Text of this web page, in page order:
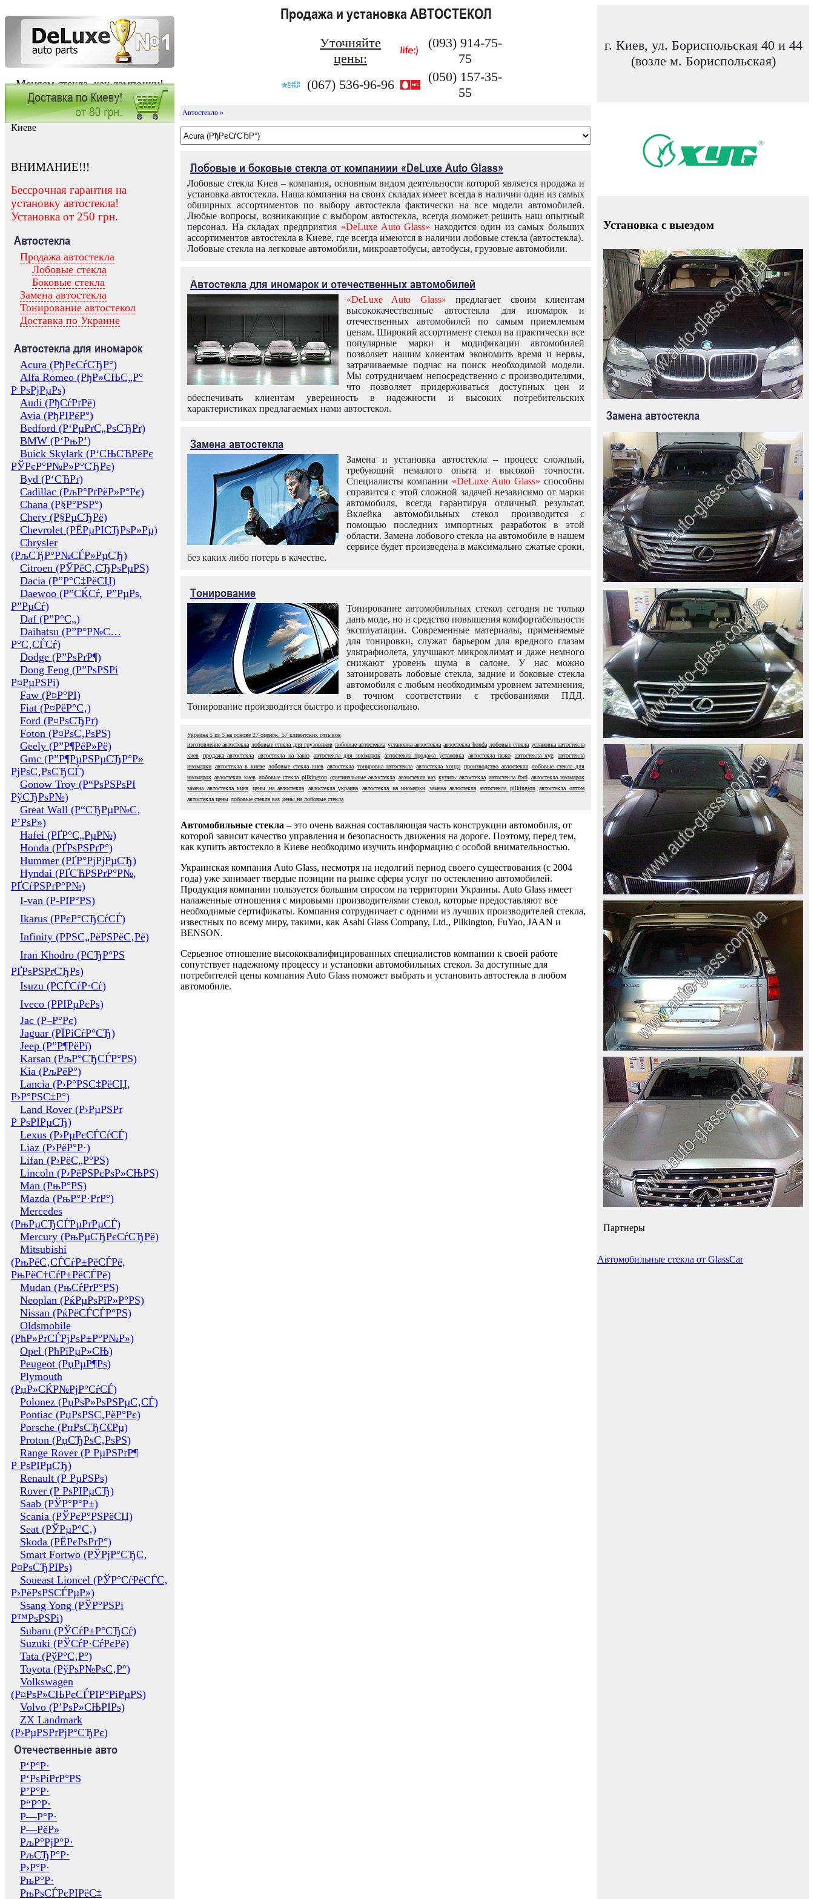
Меняем стекла, как лампочки!
Продажа и установка АВТОСТЕКОЛ
Уточняйте
цены:
(093) 914-75-
75
(067) 536-96-96
(050) 157-35-
55
г. Киев, ул. Бориспольская 40 и 44
(возле м. Бориспольская)
Заказать установку автостекла в
Киеве
ВНИМАНИЕ!!!
Бессрочная гарантия на
установку автостекла!
Установка от 250 грн.
Автостекла
Продажа автостекла
Лобовые стекла
Боковые стекла
Замена автостекла
Тонирование автостекол
Доставка по Украине
Автостекла для иномарок
Acura (РђРєСѓСЂР°)
Alfa Romeo (РђР»СЊС„Р°
Р РѕРјРµРѕ)
Audi (РђСѓРґРё)
Avia (РђРІРёР°)
Bedford (Р‘РµРґС„РѕСЂРґ)
BMW (Р‘РњР’)
Buick Skylark (Р‘СЊСЋРёРє
РЎРєР°Р№Р»Р°СЂРє)
Byd (Р‘СЋРґ)
Cadillac (РљР°РґРёР»Р°Рє)
Chana (Р§Р°РЅР°)
Chery (Р§РµСЂРё)
Chevrolet (РЁРµРІСЂРѕР»Рµ)
Chrysler
(РљСЂР°Р№СЃР»РµСЂ)
Citroen (РЎРёС‚СЂРѕРµРЅ)
Dacia (Р”Р°С‡РёСЏ)
Daewoo (Р”СЌСѓ, Р”РµРѕ,
Р”РµСѓ)
Daf (Р”Р°С„)
Daihatsu (Р”Р°Р№С…
Р°С‚СЃСѓ)
Dodge (Р”РѕРґР¶)
Dong Feng (Р”РѕРЅРі
Р¤РµРЅРі)
Faw (Р¤Р°РІ)
Fiat (Р¤РёР°С‚)
Ford (Р¤РѕСЂРґ)
Foton (Р¤РѕС‚РѕРЅ)
Geely (Р”Р¶РёР»Рё)
Gmc (Р”Р¶РµРЅРµСЂР°Р»
РјРѕС‚РѕСЂСЃ)
Gonow Troy (Р“РѕРЅРѕРІ
РўСЂРѕР№)
Great Wall (Р“СЂРµР№С‚
Р’РѕР»)
Hafei (РҐР°С„РµР№)
Honda (РҐРѕРЅРґР°)
Hummer (РҐР°РјРјРµСЂ)
Hyndai (РҐСЋРЅРґР°Р№,
РҐСѓРЅРґР°Р№)
I-van (Р-РІР°РЅ)
Ikarus (РРєР°СЂСѓСЃ)
Infinity (РРЅС„РёРЅРёС‚Рё)
Iran Khodro (РСЂР°РЅ
РҐРѕРЅРґСЂРѕ)
Isuzu (РСЃСѓР·Сѓ)
Iveco (РРІРµРєРѕ)
Jac (Р–Р°Рє)
Jaguar (РЇРіСѓР°СЂ)
Jeep (Р”Р¶РёРї)
Karsan (РљР°СЂСЃР°РЅ)
Kia (РљРёР°)
Lancia (Р›Р°РЅС‡РёСЏ,
Р›Р°РЅС‡Р°)
Land Rover (Р›РµРЅРґ
Р РѕРІРµСЂ)
Lexus (Р›РµРєСЃСѓСЃ)
Liaz (Р›РёР°Р·)
Lifan (Р›РёС„Р°РЅ)
Lincoln (Р›РёРЅРєРѕР»СЊРЅ)
Man (РњР°РЅ)
Mazda (РњР°Р·РґР°)
Mercedes
(РњРµСЂСЃРµРґРµСЃ)
Mercury (РњРµСЂРєСѓСЂРё)
Mitsubishi
(РњРёС‚СЃСѓР±РёСЃРё,
РњРёС†СѓР±РёСЃРё)
Mudan (РњСѓРґР°РЅ)
Neoplan (РќРµРѕРїР»Р°РЅ)
Nissan (РќРёСЃСЃР°РЅ)
Oldsmobile
(РћР»РґСЃРјРѕР±Р°Р№Р»)
Opel (РћРїРµР»СЊ)
Peugeot (РџРµР¶Рѕ)
Plymouth
(РџР»СЌР№РјР°СѓСЃ)
Polonez (РџРѕР»РѕРЅРµС‚СЃ)
Pontiac (РџРѕРЅС‚РёР°Рє)
Porsche (РџРѕСЂС€Рµ)
Proton (РџСЂРѕС‚РѕРЅ)
Range Rover (Р РµРЅРґР¶
Р РѕРІРµСЂ)
Renault (Р РµРЅРѕ)
Rover (Р РѕРІРµСЂ)
Saab (РЎР°Р°Р±)
Scania (РЎРєР°РЅРёСЏ)
Seat (РЎРµР°С‚)
Skoda (РЁРєРѕРґР°)
Smart Fortwo (РЎРјР°СЂС‚
Р¤РѕСЂРІРѕ)
Soueast Lioncel (РЎР°СѓРёСЃС‚
Р›РёРѕРЅСЃРµР»)
Ssang Yong (РЎР°РЅРі
Р™РѕРЅРі)
Subaru (РЎСѓР±Р°СЂСѓ)
Suzuki (РЎСѓР·СѓРєРё)
Tata (РўР°С‚Р°)
Toyota (РўРѕР№РѕС‚Р°)
Volkswagen
(Р¤РѕР»СЊРєСЃРІР°РіРµРЅ)
Volvo (Р’РѕР»СЊРІРѕ)
ZX Landmark
(Р›РµРЅРґРјР°СЂРє)
Отечественные авто
Р‘Р°Р·
Р‘РѕРіРґР°РЅ
Р’Р°Р·
Р“Р°Р·
Р—Р°Р·
Р—РёР»
РљР°РјР°Р·
РљСЂР°Р·
Р›Р°Р·
РњР°Р·
РњРѕСЃРєРІРёС‡
Автостекло »
Лобовые и боковые стекла от компаниии «DeLuxe Auto Glass»
Лобовые стекла Киев – компания, основным видом деятельности которой является продажа и
установка автостекла. Наша компания на своих складах имеет всегда в наличии один из самых
обширных ассортиментов по выбору автостекла фактически на все модели автомобилей.
Любые вопросы, возникающие с выбором автостекла, всегда поможет решить наш опытный
персонал. На складах предприятия «DeLuxe Auto Glass» находится один из самых больших
ассортиментов автостекла в Киеве, где всегда имеются в наличии лобовые стекла (автостекла).
Лобовые стекла на легковые автомобили, микроавтобусы, автобусы, грузовые автомобили.
Автостекла для иномарок и отечественных автомобилей
«DeLuxe Auto Glass» предлагает своим клиентам
высококачественные автостекла для иномарок и
отечественных автомобилей по самым приемлемым
ценам. Широкий ассортимент стекол на практически все
популярные марки и модификации автомобилей
позволяет нашим клиентам экономить время и нервы,
затрачиваемые подчас на поиск необходимой модели.
Мы сотрудничаем непосредственно с производителями,
что позволяет придерживаться доступных цен и
обеспечивать клиентам уверенность в надежности и высоких потребительских
характеристиках предлагаемых нами автостекол.
Замена автостекла
Замена и установка автостекла – процесс сложный,
требующий немалого опыта и высокой точности.
Специалисты компании «DeLuxe Auto Glass» способны
справится с этой сложной задачей независимо от марки
автомобиля, всегда гарантируя отличный результат.
Вклейка автомобильных стекол производится с
помощью последних импортных разработок в этой
области. Замена лобового стекла на автомобиле в нашем
сервисе будет произведена в максимально сжатые сроки,
без каких либо потерь в качестве.
Тонирование
Тонирование автомобильных стекол сегодня не только
дань моде, но и средство повышения комфортабельности
эксплуатации. Современные материалы, применяемые
для тонировки, служат барьером для вредного глазам
ультрафиолета, улучшают микроклимат и даже немного
снижают уровень шума в салоне. У нас можно
затонировать лобовые стекла, задние и боковые стекла
автомобиля с любым необходимым уровнем затемнения,
в точном соответствии с требованиями ПДД.
Тонирование производится быстро и профессионально.
Украина 5 из 5 на основе 27 оценок. 57 клиентских отзывов
изготовление автостекла лобовые стекла для грузовиков лобовые автостекла установка автостекла автостекла honda лобовые стекла установка автостекла
киев
продажа автостекла автостекла на заказ автостекла для иномарок автостекла продажа установка автостекла пежо автостекла xyg
автостекла
иномарки автостекла в киеве лобовые стекла киев автостекла тонировка автостекла автостекла хонда производство автостекла
лобовые стекла для
иномарок автостекла киев лобовые стекла pilkington оригинальные автостекла автостекла ваз купить автостекла автостекла ford автостекла иномарок
замена автостекла киев
цены на автостекла автостекла украина автостекла на иномарки замена автостекла автостекла pilkington
автостекла оптом
автостекла цены лобовые стекла ваз цены на лобовые стекла
Автомобильные стекла – это очень важная составляющая часть конструкции автомобиля, от
которой зависит качество управления и безопасность движения на дороге. Поэтому, перед тем,
как купить автостекло в Киеве необходимо изучить информацию с особой внимательностью.
Украинская компания Auto Glass, несмотря на недолгий период своего существования (с 2004
года) уже занимает твердые позиции на рынке сферы услуг по остеклению автомобилей.
Продукция компании пользуется большим спросом на территории Украины. Auto Glass имеет
налаженные отношения с мировыми производителями стекол, которые предоставляют все
необходимые сертификаты. Компания сотрудничает с одними из лучших производителей стекла,
известных по всему миру, такими, как Asahi Glass Company, Ltd., Pilkington, FuYao, JAAN и
BENSON.
Серьезное отношение высококвалифицированных специалистов компании к своей работе
сопутствует надежному процессу и установки автомобильных стекол. За доступные для
потребителей цены компания Auto Glass поможет выбрать и установить автостекла в любом
автомобиле.
Установка с выездом
Замена автостекла
Партнеры
Автомобильные стекла от GlassCar